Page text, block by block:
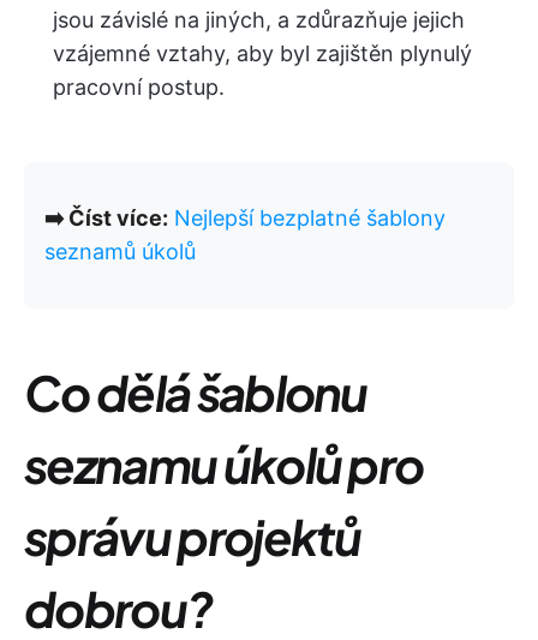
jsou závislé na jiných, a zdůrazňuje jejich
vzájemné vztahy, aby byl zajištěn plynulý
pracovní postup.
➡️ Číst více: Nejlepší bezplatné šablony
seznamů úkolů
Co dělá šablonu
seznamu úkolů pro
správu projektů
dobrou?